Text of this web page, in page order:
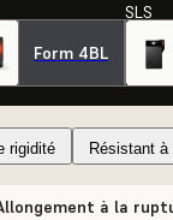
Form 4BL
SLS
rigidité Résistant à
à la